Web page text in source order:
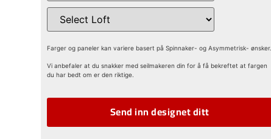
Farger og paneler kan variere basert på Spinnaker- og Asymmetrisk- ønsker.
Vi anbefaler at du snakker med seilmakeren din for å få bekreftet at fargen
du har bedt om er den riktige.